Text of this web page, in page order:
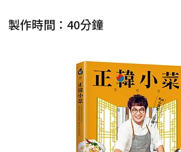
製作時間：40分鐘